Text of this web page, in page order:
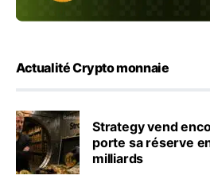
Actualité Crypto monnaie
Strategy vend
porte sa réserve
milliards